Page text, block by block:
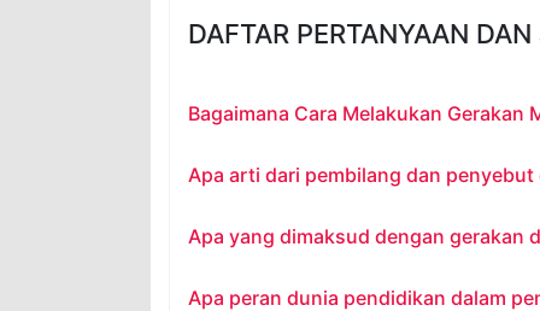
DAFTAR PERTANYAAN
Bagaimana Cara Melakukan Gerakan
Apa arti dari pembilang dan penyebut
Apa yang dimaksud dengan gerakan
Apa peran dunia pendidikan dalam